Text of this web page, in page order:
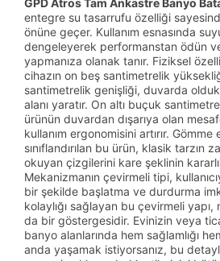
GPD Atros Tam Ankastre Banyo
entegre su tasarrufu özelliği
önüne geçer. Kullanım esnasında
dengeleyerek performanstan ödün
yapmanıza olanak tanır. Fiziksel
cihazın on beş santimetrelik
santimetrelik genişliği, duvarda
alanı yaratır. On altı buçuk
ürünün duvardan dışarıya olan
kullanım ergonomisini artırır.
sınıflandırılan bu ürün, klasik tarzın
okuyan çizgilerini kare şeklinin
Mekanizmanın çevirmeli tipi,
bir şekilde başlatma ve durdurma
kolaylığı sağlayan bu çevirmeli yapı,
da bir göstergesidir. Evinizin veya
banyo alanlarında hem sağlamlığı
anda yaşamak istiyorsanız, bu